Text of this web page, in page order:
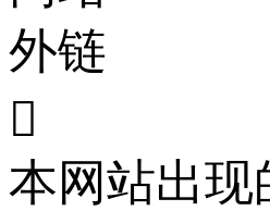
外链

本网站出现